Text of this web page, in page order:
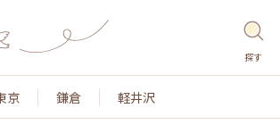
探す
京 鎌倉 軽井沢